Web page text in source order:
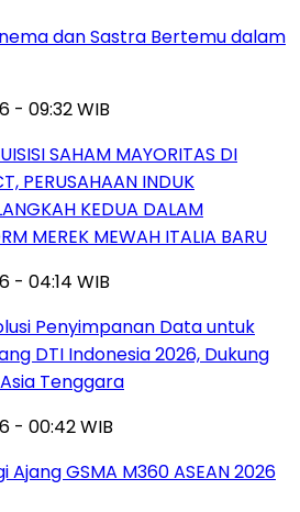
dan Sastra Bertemu dalam
- 09:32 WIB
SAHAM MAYORITAS DI
PERUSAHAAN INDUK
KEDUA DALAM
MEREK MEWAH ITALIA BARU
- 04:14 WIB
Penyimpanan Data untuk
DTI Indonesia 2026, Dukung
Tenggara
- 00:42 WIB
GSMA M360 ASEAN 2026